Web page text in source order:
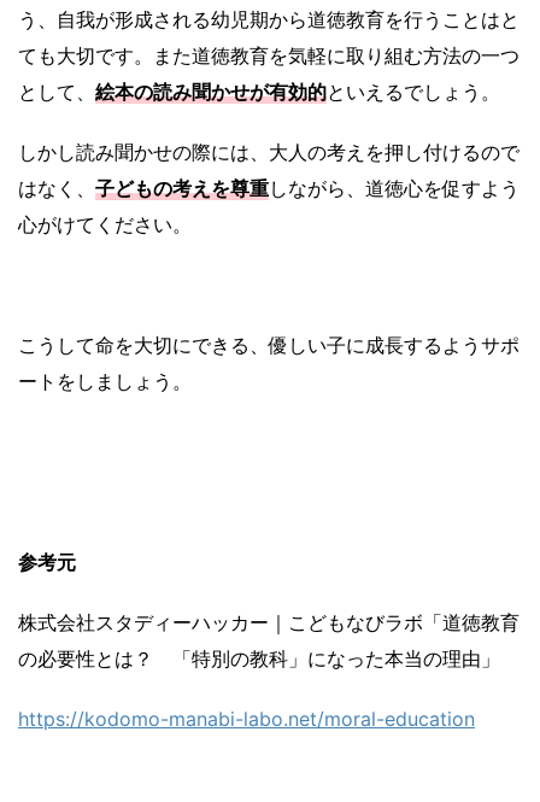
う、自我が形成される幼児期から道徳教育を行うことはと
ても大切です。また道徳教育を気軽に取り組む方法の一つ
として、 絵本の読み聞かせが有効的といえるでしょう。
しかし読み聞かせの際には、大人の考えを押し付けるので
はなく、 子どもの考えを尊重しながら、道徳心を促すよう
心がけてください。
こうして命を大切にできる、優しい子に成長するようサポ
ートをしましょう。
参考元
株式会社スタディーハッカー｜こどもなびラボ「道徳教育
の必要性とは？ 「特別の教科」になった本当の理由」
https://kodomo-manabi-labo.net/moral-education